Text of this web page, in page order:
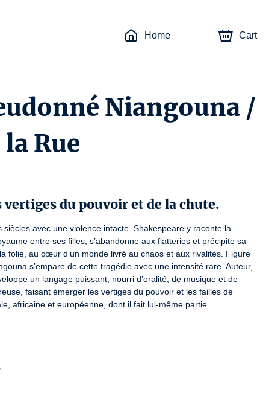
Home Cart
Niangouna /
Rue
du pouvoir et de la chute.
siècles avec une violence intacte. Shakespeare y raconte la
entre ses filles, s’abandonne aux flatteries et précipite sa
folie, au cœur d’un monde livré au chaos et aux rivalités. Figure
s’empare de cette tragédie avec une intensité rare. Auteur,
un langage puissant, nourri d’oralité, de musique et de
faisant émerger les vertiges du pouvoir et les failles de
africaine et européenne, dont il fait lui-même partie.